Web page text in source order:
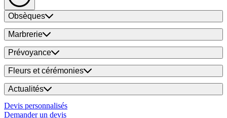
Obsèques
Marbrerie
Prévoyance
Fleurs et cérémonies
Actualités
Devis personnalisés
Demander un devis